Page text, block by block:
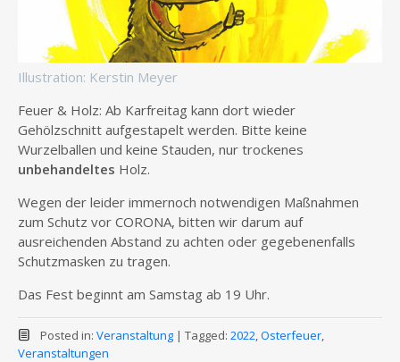
Illustration: Kerstin Meyer
Feuer & Holz: Ab Karfreitag kann dort wieder
Gehölzschnitt aufgestapelt werden. Bitte keine
Wurzelballen und keine Stauden, nur trockenes
unbehandeltes Holz.
Wegen der leider immernoch notwendigen Maßnahmen
zum Schutz vor CORONA, bitten wir darum auf
ausreichenden Abstand zu achten oder gegebenenfalls
Schutzmasken zu tragen.
Das Fest beginnt am Samstag ab 19 Uhr.
Posted in: Veranstaltung | Tagged: 2022 Osterfeuer,
Veranstaltungen